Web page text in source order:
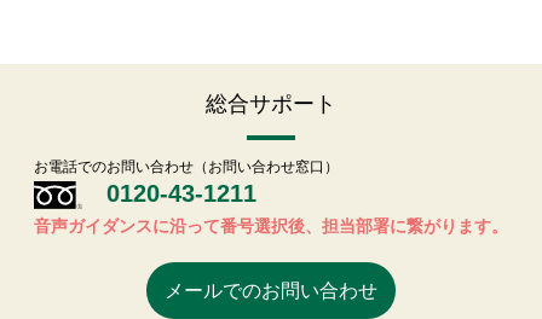
総合サポート
お電話でのお問い合わせ（お問い合わせ窓口）
0120-43-1211
音声ガイダンスに沿って番号選択後、担当部署に繋がります。
メールでのお問い合わせ